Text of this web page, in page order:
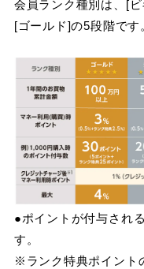
会員ランク種別は、[
[ゴールド]の5段階です
●ポイントが付与され
す。
※ランク特典ポイント